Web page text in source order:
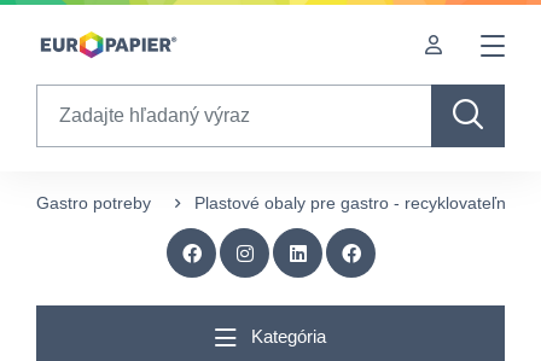
Table Of Content
Doplnkové produkty
Zaujímavé produkty pre Vás
Gastro potreby Plastové obaly pre gastro - recyklovateľné
Kategória